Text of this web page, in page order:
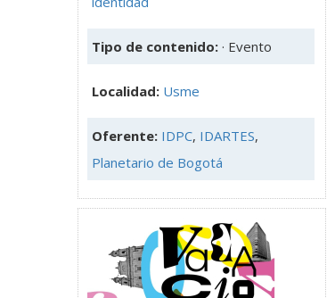
Tipo de contenido: · Evento
Localidad: Usme
Oferente: IDPC, IDARTES,
Planetario de Bogotá